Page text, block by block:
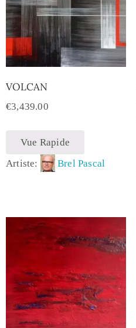
VOLCAN
€3,439.00
Vue Rapide
Artiste:
Brel Pascal